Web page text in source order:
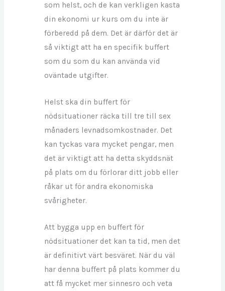
som helst, och de kan verkligen kasta
din ekonomi ur kurs om du inte är
förberedd på dem. Det är därför det är
så viktigt att ha en specifik buffert
som du som du kan använda vid
oväntade utgifter.
Helst ska din buffert för
nödsituationer räcka till tre till sex
månaders levnadsomkostnader. Det
kan tyckas vara mycket pengar, men
det är viktigt att ha detta skyddsnät
på plats om du förlorar ditt jobb eller
råkar ut för andra ekonomiska
svårigheter.
Att bygga upp en buffert för
nödsituationer det kan ta tid, men det
är definitivt värt besväret. När du väl
har denna buffert på plats kommer du
att få mycket mer sinnesro och veta